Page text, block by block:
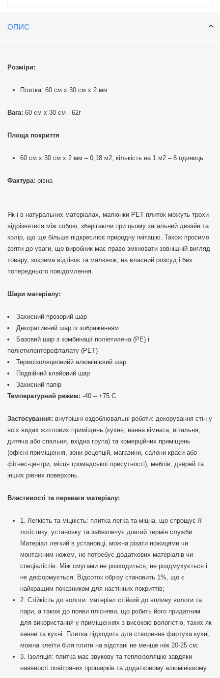
ОПИС
Розміри:
Плитка: 60 см х 30 см х 2 мм
Вага: 60 см х 30 см - 62г
Площа покриття
60 см х 30 см х 2 мм – 0,18 м2, кількість на 1 м2 – 6 одиниць
Фактура: рівна
Як і в натуральних матеріалах, малюнки РЕТ плиток можуть трохи
відрізнятися між собою, зберігаючи при цьому загальний дизайн та
колір, що ще більше підкреслює природну імітацію. Також просимо
взяти до уваги, що виробник має право змінювати зовнішній вигляд
товару, зокрема відтінок та малюнок, на власний розсуд і без
попереднього повідомлення.
Шари матеріалу:
Захисний прозорий шар
Декоративний шар із зображенням
Базовий шар з комбинації поліетилена (PE) і
поліетилентерефталату (PET)
Термоізоляционийй алюмінієвий шар
Подвійний клейовий шар
Захисний папір
Температурний режим: -40 – +75 С
Застосування: внутрішні оздоблювальні роботи: декорування стін у
всіх видах житлових приміщень (кухня, ванна кімната, вітальня,
дитяча або спальня, вхідна група) та комерційних приміщень
(офісні приміщення, зони рецепцій, магазини, салони краси або
фітнес-центри, місця громадської присутності), меблів, дверей та
інших рівних поверхонь.
Властивості та переваги матеріалу:
1. Легкість та міцність: плитка легка та міцна, що спрощує її
логістику, установку та забезпечує довгий термін служби.
Матеріал легкий в установці, можна різати ножицями чи
монтажним ножем, не потребує додаткових матеріалів чи
спеціалістів. Між смугами не розходиться, не роздмухується і
не деформується. Відсоток обрізу становить 1%, що є
найкращим показником для настінних покриттів;
2. Стійкість до вологи: матеріал стійкий до впливу вологи та
пари, а також до появи плісняви, що робить його придатним
для використання у приміщеннях з високою вологістю, таких як
ванни та кухні. Плитка підходить для створення фартуха кухні,
можна клеїти біля плити на відстані не менше ніж 20-25 см;
3. Ізоляція: плитка має звукову та теплоізоляцію завдяки
наявності повітряних прошарків та додатковому алюмінієвому